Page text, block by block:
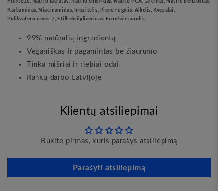
Fruktozė, Natrio lakratas, Natrio chloridas, Natrio PCA, Glicinas, Natrio benzoatas,
Karbamidas, Niacinamidas, Inozitolis, Pieno rūgštis, Alkolis, Kvepalai,
Polikvaterniumas-7, Etilheksilglicerinas, Fenoksietanolis.
99% natūralių ingredientų
Veganiškas ir pagamintas be žiaurumo
Tinka mišriai ir riebiai odai
Rankų darbo Latvijoje
Klientų atsiliepimai
Būkite pirmas, kuris parašys atsiliepimą
Parašyti atsiliepimą